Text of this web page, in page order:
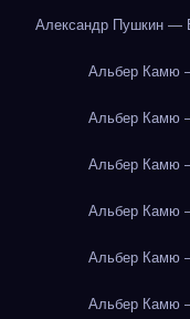
Александр Пушкин —
Альбер Камю
Альбер Камю
Альбер Камю
Альбер Камю
Альбер Камю
Альбер Камю